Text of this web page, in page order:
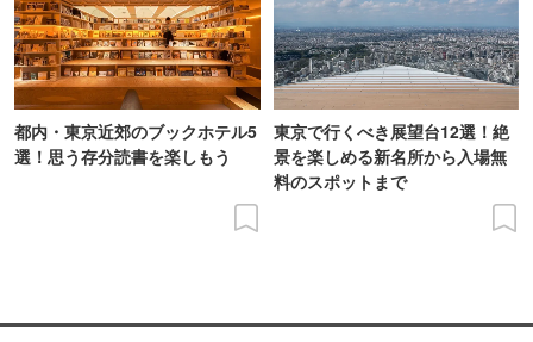
都内・東京近郊のブックホテル5
選！思う存分読書を楽しもう
東京で行くべき展望台12選！絶
景を楽しめる新名所から入場無
料のスポットまで